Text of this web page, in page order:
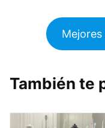
También te